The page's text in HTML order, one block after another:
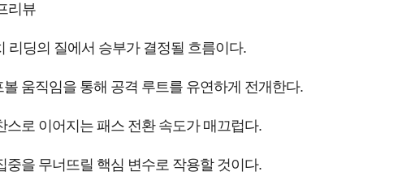
리뷰
리딩의 질에서 승부가 결정될 흐름이다.
움직임을 통해 공격 루트를 유연하게 전개한다.
로 이어지는 패스 전환 속도가 매끄럽다.
을 무너뜨릴 핵심 변수로 작용할 것이다.